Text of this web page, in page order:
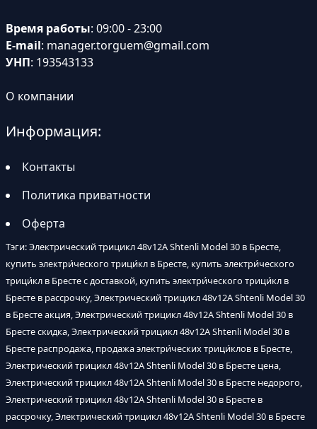
Время работы: 09:00 - 23:00
E-mail: manager.torguem@gmail.com
УНП: 193543133
О компании
Информация:
Контакты
Политика приватности
Оферта
Тэги: Электрический трицикл 48v12A Shtenli Model 30 в Бресте,
купить электри́ческого трици́кл в Бресте, купить электри́ческого
трици́кл в Бресте с доставкой, купить электри́ческого трици́кл в
Бресте в рассрочку, Электрический трицикл 48v12A Shtenli Model 30
в Бресте акция, Электрический трицикл 48v12A Shtenli Model 30 в
Бресте скидка, Электрический трицикл 48v12A Shtenli Model 30 в
Бресте распродажа, продажа электри́ческих трици́клов в Бресте,
Электрический трицикл 48v12A Shtenli Model 30 в Бресте цена,
Электрический трицикл 48v12A Shtenli Model 30 в Бресте недорого,
Электрический трицикл 48v12A Shtenli Model 30 в Бресте в
рассрочку, Электрический трицикл 48v12A Shtenli Model 30 в Бресте